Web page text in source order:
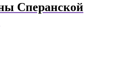
Сперанской